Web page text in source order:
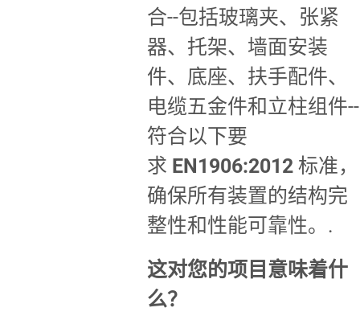
合--包括玻璃夹、张紧
器、托架、墙面安装
件、底座、扶手配件、
电缆五金件和立柱组件--
符合以下要
求 EN1906:2012标准，
确保所有装置的结构完
整性和性能可靠性。.
这对您的项目意味着什
么？